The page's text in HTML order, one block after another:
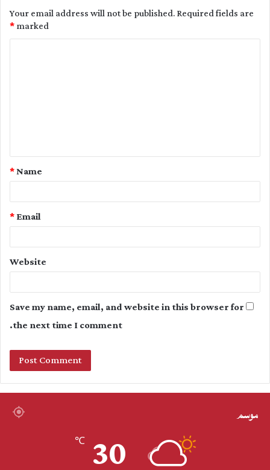
Your email address will not be published.Required fields are
marked
*
t
Name
*
Email
*
Website
Save my name, email, and website in this browser for
the next time I comment.
موسم
30
℃